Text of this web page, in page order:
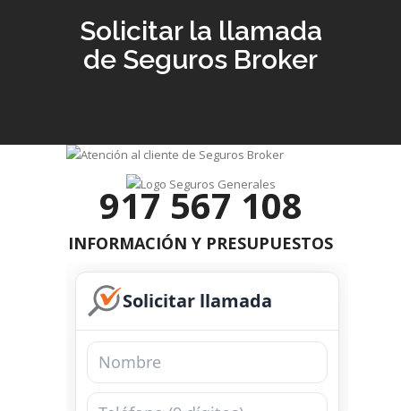
Solicitar la llamada
de Seguros Broker
917 567 108
INFORMACIÓN Y PRESUPUESTOS